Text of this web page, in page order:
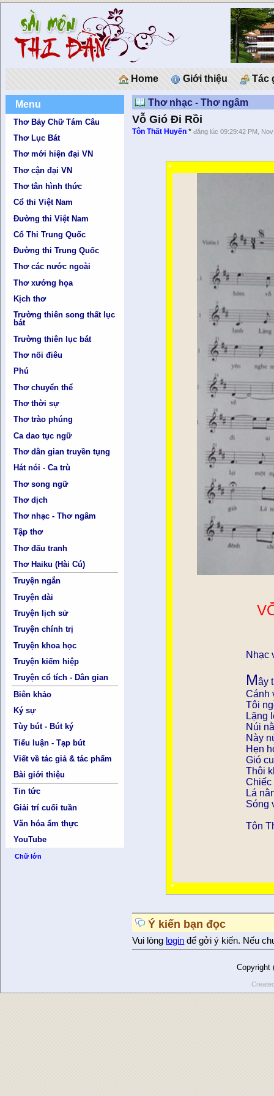
Home Giới thiệu Tác
Menu
Thơ Bảy Chữ Tám Câu
Thơ Lục Bát
Thơ mới hiện đại VN
Thơ cận đại VN
Thơ tân hình thức
Cổ thi Việt Nam
Đường thi Việt Nam
Cổ Thi Trung Quốc
Đường thi Trung Quốc
Thơ các nước ngoài
Thơ xướng họa
Kịch thơ
Trường thiên song thất lục
bát
Trường thiên lục bát
Thơ nối điêu
Phú
Thơ chuyển thể
Thơ thời sự
Thơ trào phúng
Ca dao tục ngữ
Thơ dân gian truyền tụng
Hát nói - Ca trù
Thơ song ngữ
Thơ dịch
Thơ nhạc - Thơ ngâm
Tập thơ
Thơ đấu tranh
Thơ Haiku (Hài Cú)
Truyện ngắn
Truyện dài
Truyện lịch sử
Truyện chính trị
Truyện khoa học
Truyện kiếm hiệp
Truyện cổ tích - Dân gian
Biên khảo
Ký sự
Tùy bút - Bút ký
Tiểu luận - Tạp bút
Viết về tác giả & tác phẩm
Bài giới thiệu
Tin tức
Giải trí cuối tuần
Văn hóa ẩm thực
YouTube
Chữ lớn
Thơ nhạc - Thơ ngâm
Vỗ Gió Đi Rồi
Tôn Thất Huyến *đăng lúc 09:29:42 PM,
*
VỖ
Nhạc
Mây
Cánh
Tôi
Lặng
Núi
Này
Hẹn
Gió
Thôi
Chiếc
Lá
Sóng
Tôn
*
Ý kiến bạn đọc
Vui lòng login để gởi ý kiến. Nếu
Copyright